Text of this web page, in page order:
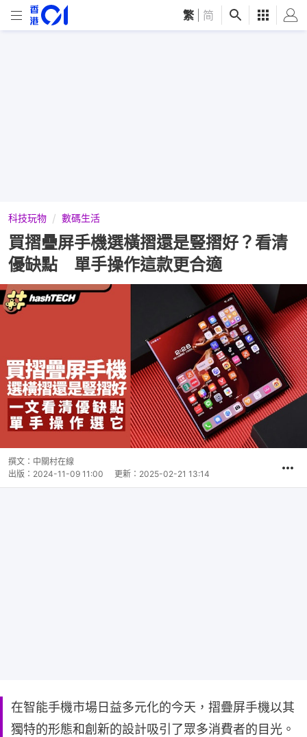
繁 简
科技玩物 數碼生活
買摺疊屏手機選橫摺還是豎摺好？看清
優缺點 單手操作這款更合適
撰文： 中關村在線
出版： 2024-11-09 11:00 更新： 2025-02-21 13:14
在智能手機市場日益多元化的今天，摺疊屏手機以其
獨特的形態和創新的設計吸引了眾多消費者的目光。